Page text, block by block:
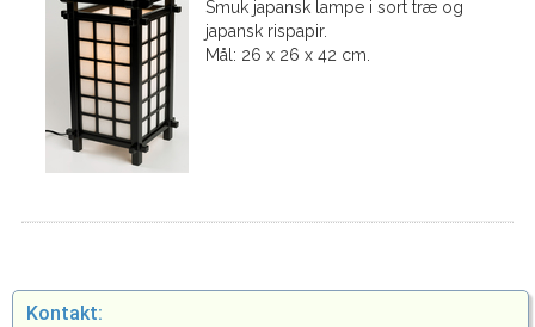
Smuk japansk lampe i sort træ og
japansk rispapir.
Mål: 26 x 26 x 42 cm.
Kontakt: